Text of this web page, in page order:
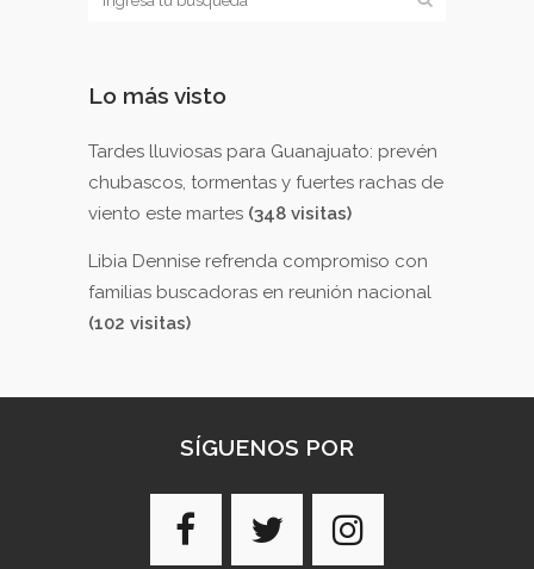
Lo más visto
Tardes lluviosas para Guanajuato: prevén
chubascos, tormentas y fuertes rachas de
viento este martes (348 visitas)
Libia Dennise refrenda compromiso con
familias buscadoras en reunión nacional
(102 visitas)
SÍGUENOS POR